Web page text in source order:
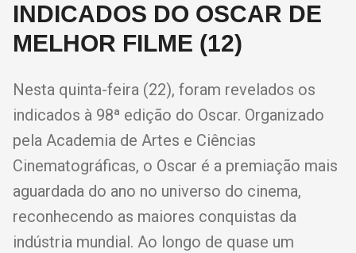
INDICADOS DO OSCAR DE
MELHOR FILME (12)
Nesta quinta-feira (22), foram revelados os
indicados à 98ª edição do Oscar. Organizado
pela Academia de Artes e Ciências
Cinematográficas, o Oscar é a premiação mais
aguardada do ano no universo do cinema,
reconhecendo as maiores conquistas da
indústria mundial. Ao longo de quase um